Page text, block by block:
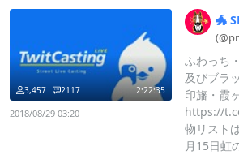
2:22:35
3,457 2117
2018/08/29 03:20
🐲
ふわっち
及びブラ
印旛・霞
https://
物リスト
月15日虹